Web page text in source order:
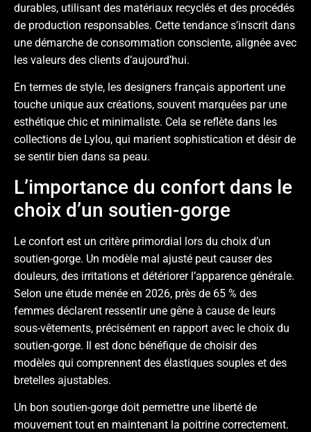
durables, utilisant des matériaux recyclés et des procédés
de production responsables. Cette tendance s’inscrit dans
une démarche de consommation consciente, alignée avec
les valeurs des clients d’aujourd’hui.
En termes de style, les designers français apportent une
touche unique aux créations, souvent marquées par une
esthétique chic et minimaliste. Cela se reflète dans les
collections de Lylou, qui marient sophistication et désir de
se sentir bien dans sa peau.
L’importance du confort dans le
choix d’un soutien-gorge
Le confort est un critère primordial lors du choix d’un
soutien-gorge. Un modèle mal ajusté peut causer des
douleurs, des irritations et détériorer l’apparence générale.
Selon une étude menée en 2026, près de 65 % des
femmes déclarent ressentir une gêne à cause de leurs
sous-vêtements, précisément en rapport avec le choix du
soutien-gorge. Il est donc bénéfique de choisir des
modèles qui comprennent des élastiques souples et des
bretelles ajustables.
Un bon soutien-gorge doit permettre une liberté de
mouvement tout en maintenant la poitrine correctement.